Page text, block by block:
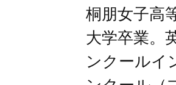
桐朋女子高
大学卒業。
ンクールイ